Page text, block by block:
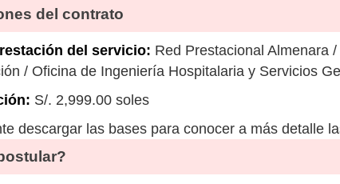
del contrato
del servicio: Red Prestacional Almenara
/ Oficina de Ingeniería Hospitalaria y Servicios
S/. 2,999.00 soles
descargar las bases para conocer a más detalle